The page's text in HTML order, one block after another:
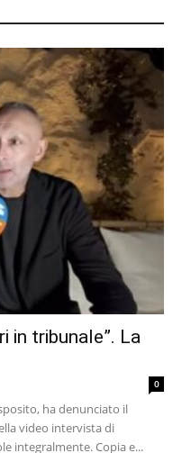
in tribunale”. La
0
ha denunciato il
video intervista di
integralmente. Copia e...